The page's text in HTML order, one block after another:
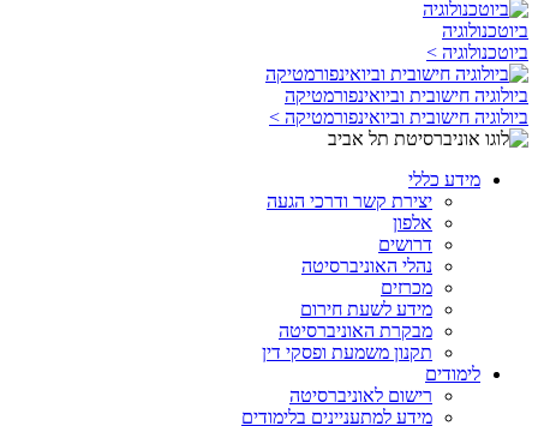
ביוטכנולוגיה
ביוטכנולוגיה >
ביולוגיה חישובית וביואינפורמטיקה
ביולוגיה חישובית וביואינפורמטיקה >
מידע כללי
יצירת קשר ודרכי הגעה
אלפון
דרושים
נהלי האוניברסיטה
מכרזים
מידע לשעת חירום
מבקרת האוניברסיטה
תקנון משמעת ופסקי דין
לימודים
רישום לאוניברסיטה
מידע למתעניינים בלימודים